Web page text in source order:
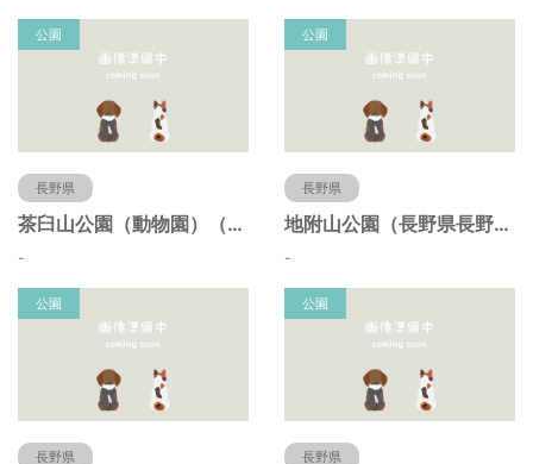
公園
長野県
茶臼山公園（動物園）（長野県長野市）
-
公園
長野県
地附山公園（長野県長野市）
-
公園
長野県
公園
長野県